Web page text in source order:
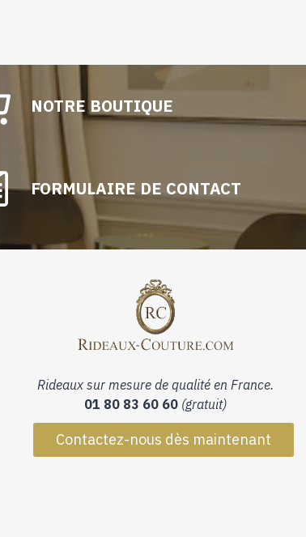
NOTRE BOUTIQUE
FORMULAIRE DE CONTACT
Rideaux sur mesure de qualité en France.
01 80 83 60 60 (gratuit)
Contactez-nous dès maintenant